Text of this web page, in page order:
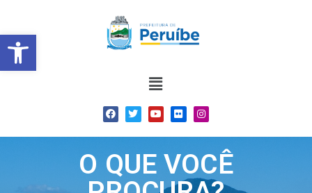
Barra de Ferramentas
O QUE VOCÊ